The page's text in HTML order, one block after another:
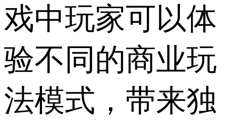
戏中玩家可以体
验不同的商业玩
法模式，带来独